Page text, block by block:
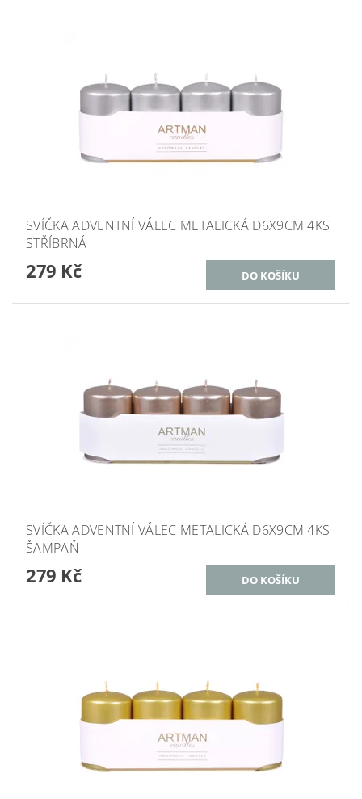
SVÍČKA ADVENTNÍ VÁLEC METALICKÁ D6X9CM 4KS
STŘÍBRNÁ
279 Kč
SVÍČKA ADVENTNÍ VÁLEC METALICKÁ D6X9CM 4KS
ŠAMPAŇ
279 Kč